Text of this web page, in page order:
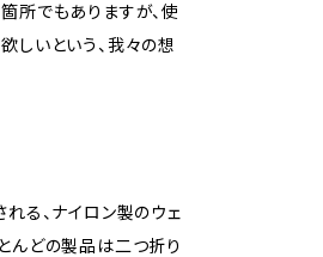
所でもありますが、使
しいという、我々の想
る、ナイロン製のウェ
んどの製品は二つ折り